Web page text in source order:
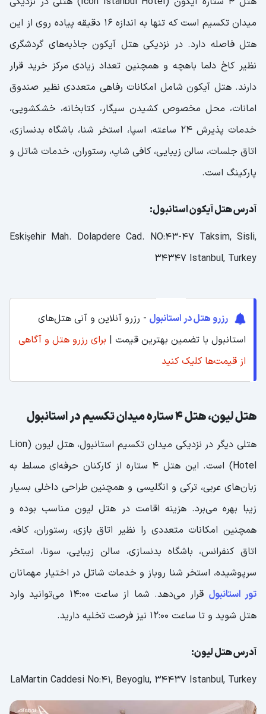
میدان تکسیم است که تنها به اندازه 16 دقیقه پیاده روی از این
هتل فاصله دارد. در نزدیکی هتل آیکون جاذبه‌های گردشگری
نظیر کاخ دلما باهچه و همچنین تعداد زیادی مرکز خرید قرار
دارند. هتل آیکون شامل امکانات رفاهی متعددی نظیر صندوق
امانات، محل مخصوص کشیدن سیگار، کتابخانه، خشکشویی،
خدمات پذیرش 24 ساعته، اسپا، استخر شنا، باشگاه بدنسازی،
اتاق جلسات، سالن زیبایی، کافی شاپ، رستوران، خدمات شاتل و
پارکینگ است.
آدرس هتل آیکون استانبول:
Eskişehir Mah. Dolapdere Cad. NO:43-47 Taksim, Sisli,
34347 Istanbul, Turkey
رزرو هتل در استانبول - رزرو آنلاین و آنی هتل‌های
استانبول با تضمین بهترین قیمت | برای رزرو هتل و آگاهی
از قیمت‌ها کلیک کنید
هتل لیون، هتل 4 ستاره میدان تکسیم در استانبول
هتلی دیگر در نزدیکی میدان تکسیم استانبول، هتل لیون (Lion
Hotel) است. این هتل 4 ستاره از کارکنان حرفه‌ای مسلط به
زبان‌های عربی، ترکی و انگلیسی و همچنین طراحی داخلی بسیار
زیبا بهره می‌برد. هزینه اقامت در هتل لیون مناسب بوده و
همچنین امکانات متعددی را نظیر اتاق بازی، رستوران، کافه،
اتاق کنفرانس، باشگاه بدنسازی، سالن زیبایی، سونا، استخر
سرپوشیده، استخر شنا روباز و خدمات شاتل در اختیار مهمانان
تور استانبول
قرار می‌دهد. شما از ساعت 14:00 می‌توانید وارد
هتل شوید و تا ساعت 12:00 نیز فرصت تخلیه دارید.
آدرس هتل لیون:
LaMartin Caddesi No:41, Beyoglu, 34437 Istanbul, Turkey